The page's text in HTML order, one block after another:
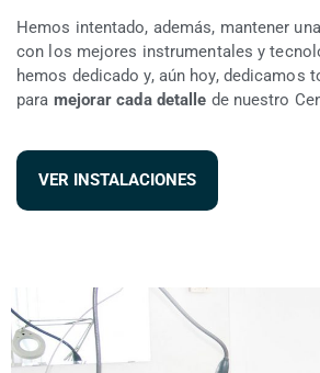
Hemos intentado, además, mantener
con los mejores instrumentales y
hemos dedicado y, aún hoy, dedicamos
para mejorar cada detalle de nuestro
VER INSTALACIONES